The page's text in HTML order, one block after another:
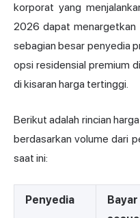
korporat yang
2026 dapat
sebagian besar penyedia
opsi residensial premium
di kisaran harga tertinggi.
Berikut adalah rincian
berdasarkan volume dari
saat ini:
Penyedia
Bayar